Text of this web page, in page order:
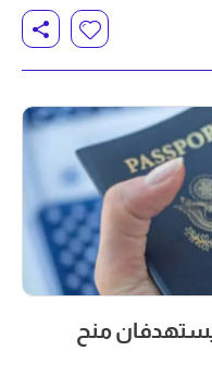
يستهدفان منح